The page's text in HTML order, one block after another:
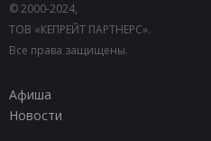
© 2000-2024,
ТОВ «КЕПРЕЙТ ПАРТНЕРС».
Все права защищены.
Афиша
Новости